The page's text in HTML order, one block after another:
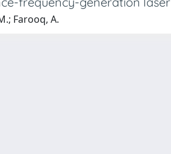
Farooq, A.